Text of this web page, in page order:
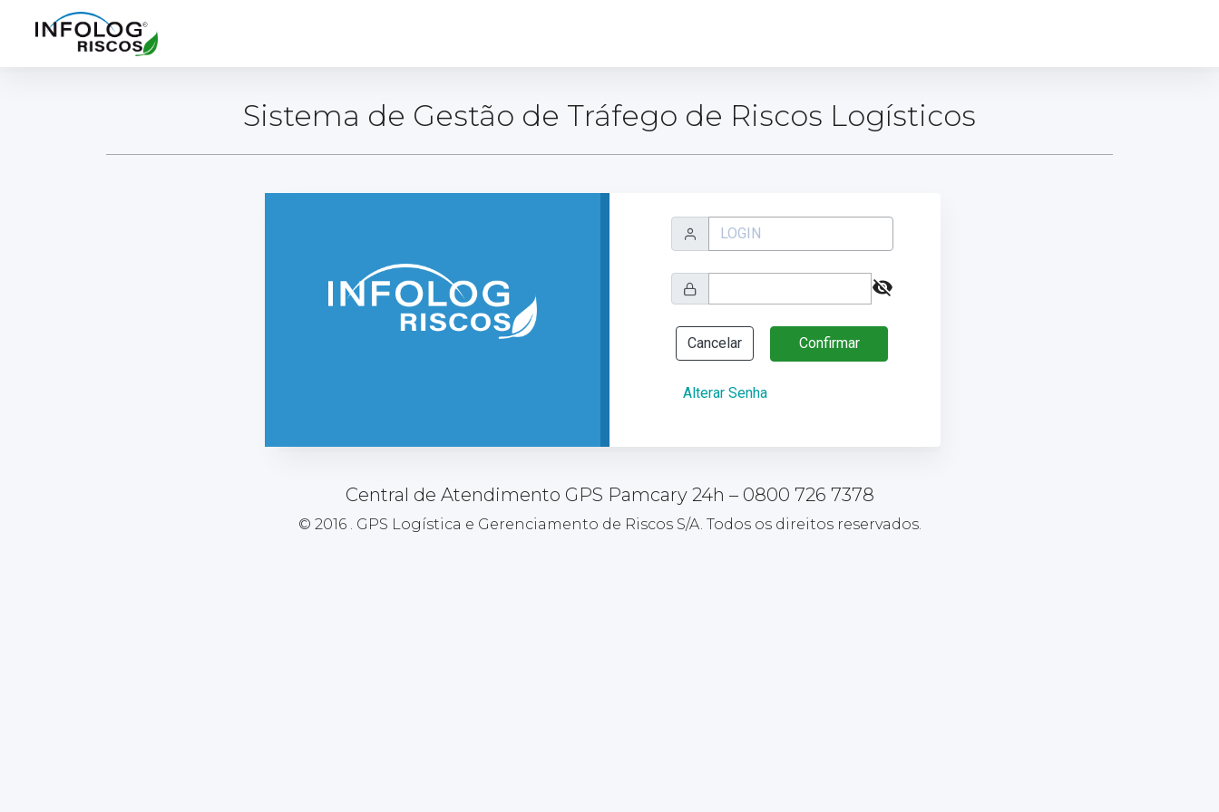
Sistema de Gestão de Tráfego de Riscos Logísticos
visibility_off
Cancelar Confirmar
Alterar Senha
Central de Atendimento GPS Pamcary 24h – 0800 726 7378
© 2016 . GPS Logística e Gerenciamento de Riscos S/A. Todos os direitos reservados.